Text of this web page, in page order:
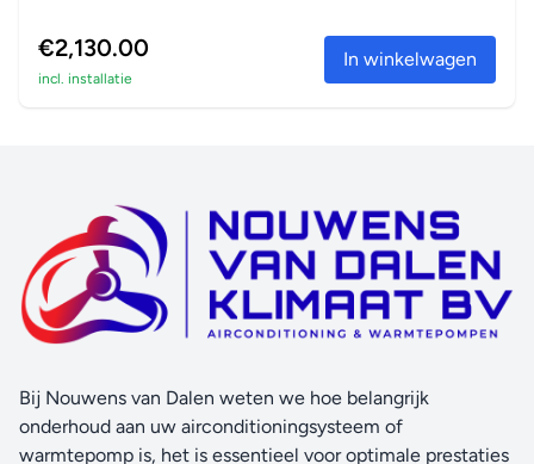
€2,130.00
incl. installatie
In winkelwagen
Bij Nouwens van Dalen weten we hoe belangrijk
onderhoud aan uw airconditioningsysteem of
warmtepomp is, het is essentieel voor optimale prestaties